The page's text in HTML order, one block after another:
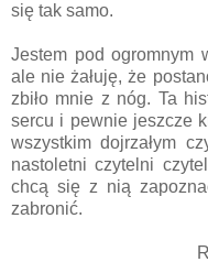
się tak samo.
Jestem pod ogromnym
ale nie żałuję, że
zbiło mnie z nóg. Ta
sercu i pewnie jeszcze
wszystkim dojrzałym
nastoletni czytelni
chcą się z nią
zabronić.